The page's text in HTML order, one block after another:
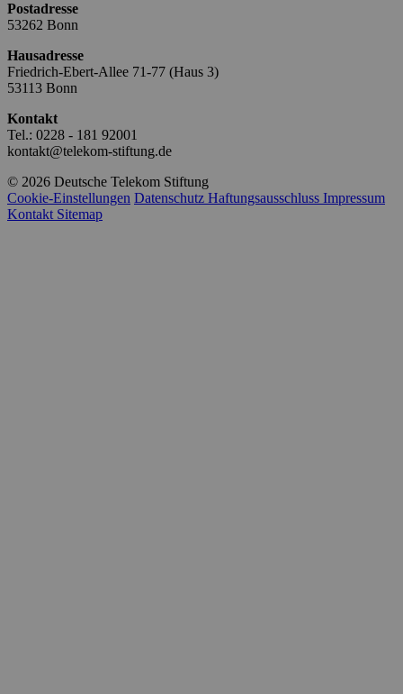
Postadresse
53262 Bonn
Hausadresse
Friedrich-Ebert-Allee 71-77 (Haus 3)
53113 Bonn
Kontakt
Tel.: 0228 - 181 92001
kontakt@telekom-stiftung.de
© 2026 Deutsche Telekom Stiftung
Cookie-Einstellungen Datenschutz Haftungsausschluss Impressum
Kontakt Sitemap